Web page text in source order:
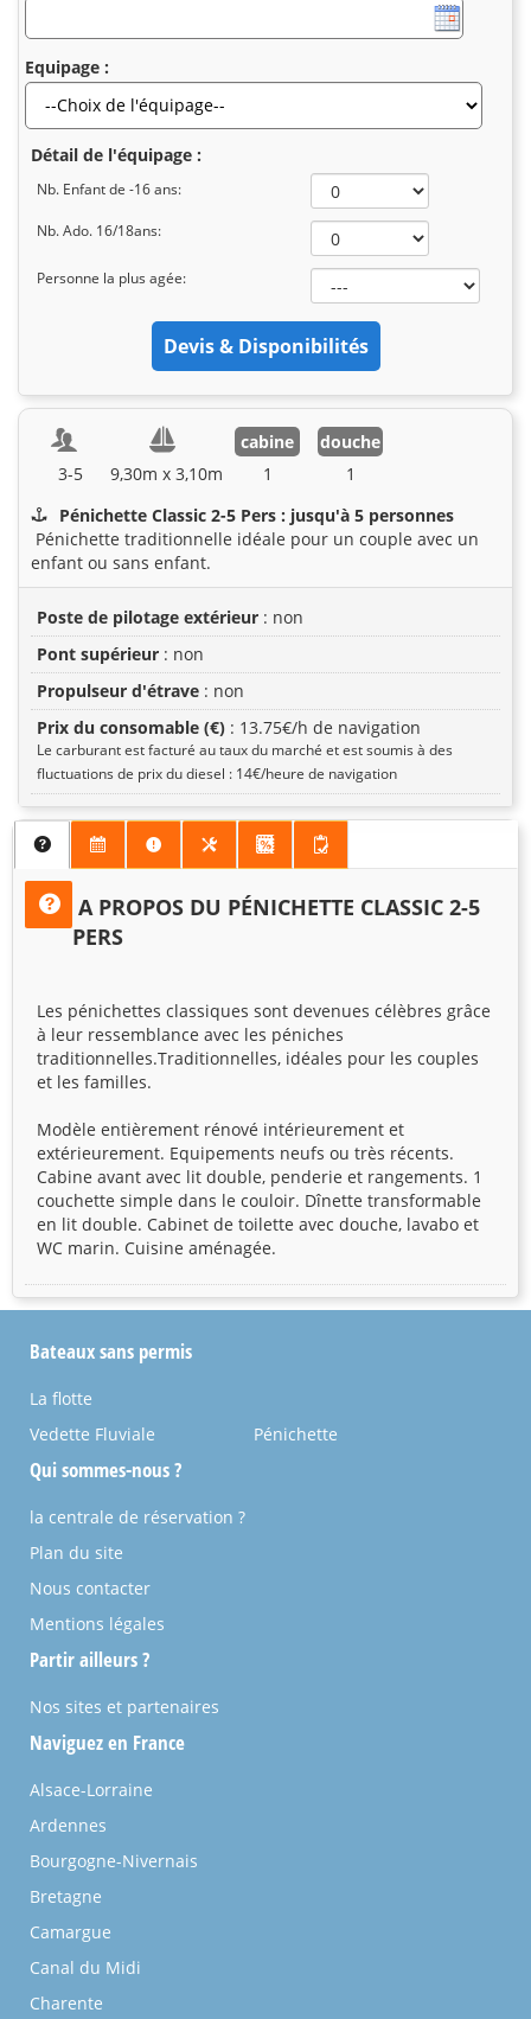
Equipage :
Détail de l'équipage :
Nb. Enfant de -16 ans:
Nb. Ado. 16/18ans:
Personne la plus agée:
3-5 9,30m x 3,10m
cabine
1
douche
1
Pénichette Classic 2-5 Pers : jusqu'à 5 personnes
Pénichette traditionnelle idéale pour un couple avec un
enfant ou sans enfant.
Poste de pilotage extérieur : non
Pont supérieur : non
Propulseur d'étrave : non
Prix du consomable (€) : 13.75€/h de navigation
Le carburant est facturé au taux du marché et est soumis à des
fluctuations de prix du diesel : 14€/heure de navigation
A PROPOS DU PÉNICHETTE CLASSIC 2-5
PERS
Les pénichettes classiques sont devenues célèbres grâce
à leur ressemblance avec les péniches
traditionnelles.Traditionnelles, idéales pour les couples
et les familles.
Modèle entièrement rénové intérieurement et
extérieurement. Equipements neufs ou très récents.
Cabine avant avec lit double, penderie et rangements. 1
couchette simple dans le couloir. Dînette transformable
en lit double. Cabinet de toilette avec douche, lavabo et
WC marin. Cuisine aménagée.
Bateaux sans permis
La flotte
Vedette Fluviale
Pénichette
Qui sommes-nous ?
la centrale de réservation ?
Plan du site
Nous contacter
Mentions légales
Partir ailleurs ?
Nos sites et partenaires
Naviguez en France
Alsace-Lorraine
Ardennes
Bourgogne-Nivernais
Bretagne
Camargue
Canal du Midi
Charente